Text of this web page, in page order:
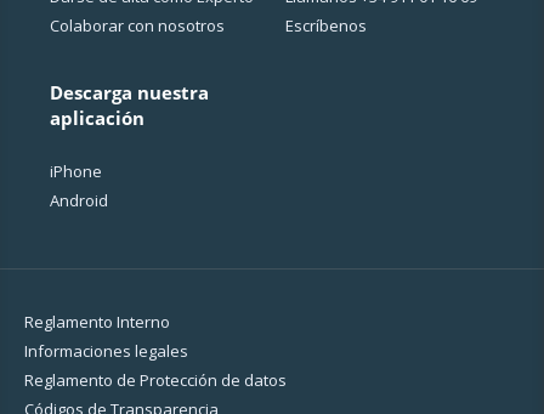
Colaborar con nosotros
Descarga nuestra
aplicación
iPhone
Android
Escríbenos
Reglamento Interno
Informaciones legales
Reglamento de Protección de datos
Códigos de Transparencia